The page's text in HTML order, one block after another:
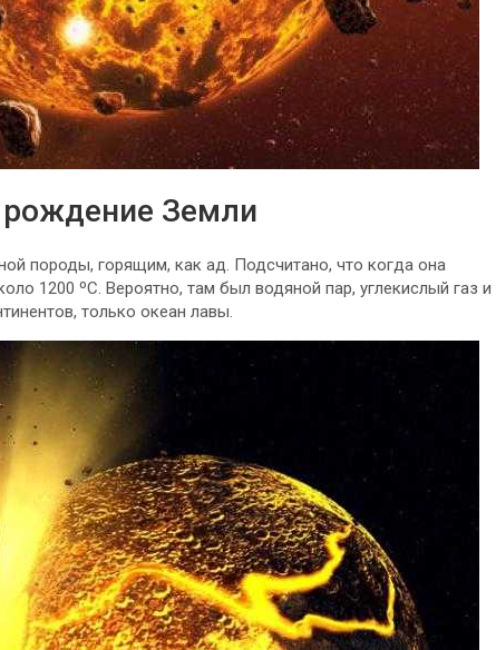
Земли
породы, горящим, как ад. Подсчитано, что когда она
1200 ºC. Вероятно, там был водяной пар, углекислый газ и
только океан лавы.